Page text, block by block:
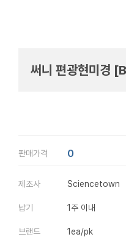
써니 편광현미경
판매가격 0
제조사 Sciencetown
납기 1주 이내
브랜드 1ea/pk